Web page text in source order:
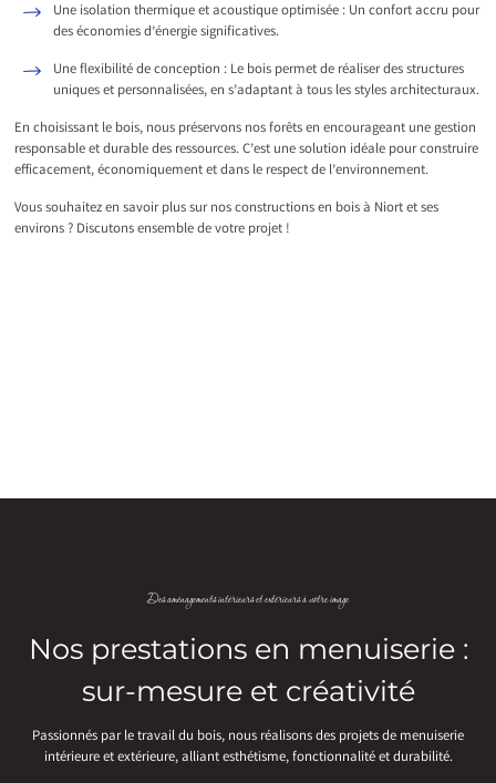
Une isolation thermique et acoustique optimisée : Un confort accru pour
des économies d’énergie significatives.
Une flexibilité de conception : Le bois permet de réaliser des structures
uniques et personnalisées, en s’adaptant à tous les styles architecturaux.
En choisissant le bois, nous préservons nos forêts en encourageant une gestion
responsable et durable des ressources. C’est une solution idéale pour construire
efficacement, économiquement et dans le respect de l’environnement.
Vous souhaitez en savoir plus sur nos constructions en bois à Niort et ses
environs ? Discutons ensemble de votre projet !
Des aménagements intérieurs et extérieurs à votre image
Nos prestations en menuiserie :
sur-mesure et créativité
Passionnés par le travail du bois, nous réalisons des projets de menuiserie
intérieure et extérieure, alliant esthétisme, fonctionnalité et durabilité.